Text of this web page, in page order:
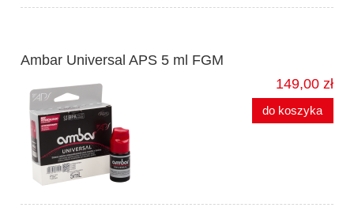
Ambar Universal APS 5 ml FGM
149,00 zł
do koszyka